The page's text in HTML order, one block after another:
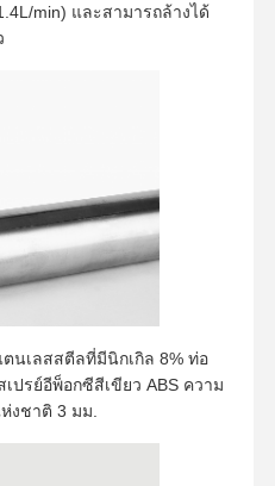
min) และสามารถล้างได้
นเลสสตีลที่มีนิกเกิล 8% ท่อ
ปรย์อีพ็อกซีสีเขียว ABS ความ
งชาติ 3 มม.